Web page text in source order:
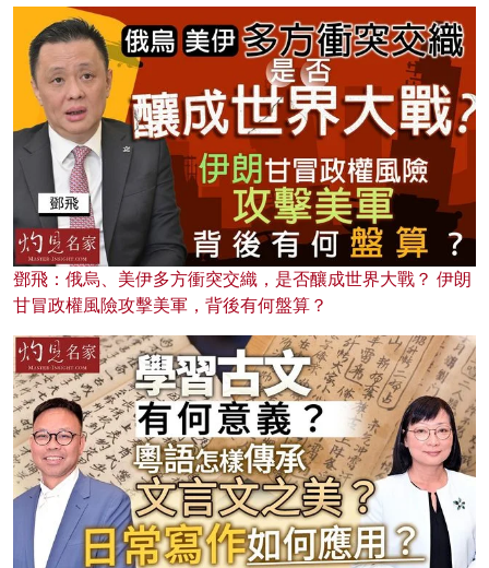
鄧飛：俄烏、美伊多方衝突交織，是否釀成世界大戰？ 伊朗
甘冒政權風險攻擊美軍，背後有何盤算？